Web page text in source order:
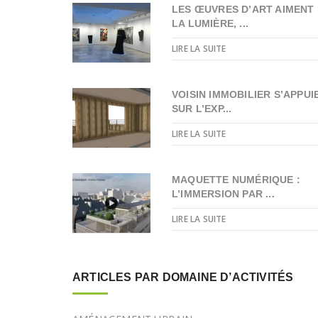
LES ŒUVRES D’ART AIMENT
LA LUMIÈRE, ...
LIRE LA SUITE
VOISIN IMMOBILIER
SUR L’EXP...
LIRE LA SUITE
MAQUETTE NUMÉRIQUE :
L’IMMERSION PAR ...
LIRE LA SUITE
ARTICLES PAR DOMAINE D’ACTIVITÉS